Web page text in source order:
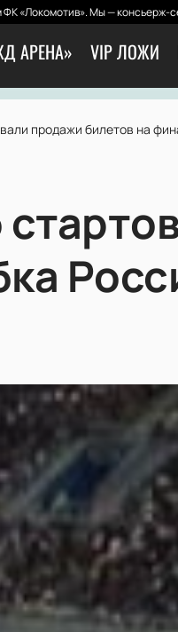
«Локомотив». Мы — консьерж-
АРЕНА» VIP ЛОЖИ
продажи билетов на